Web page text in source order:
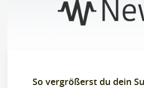
So vergrößerst du dein